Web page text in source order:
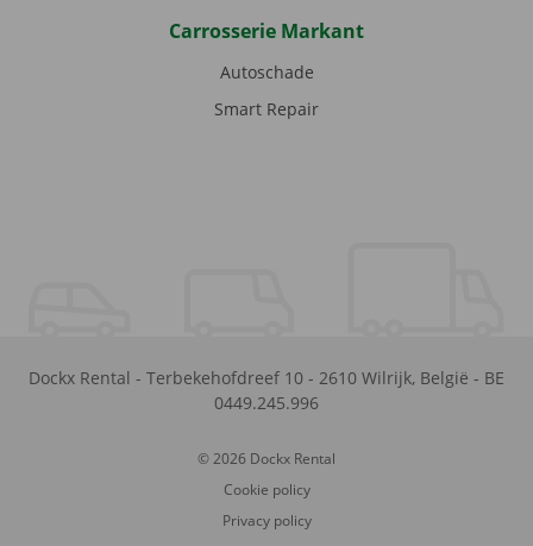
Carrosserie Markant
Autoschade
Smart Repair
Dockx Rental - Terbekehofdreef 10 - 2610 Wilrijk, België - BE
0449.245.996
© 2026 Dockx Rental
Cookie policy
Privacy policy